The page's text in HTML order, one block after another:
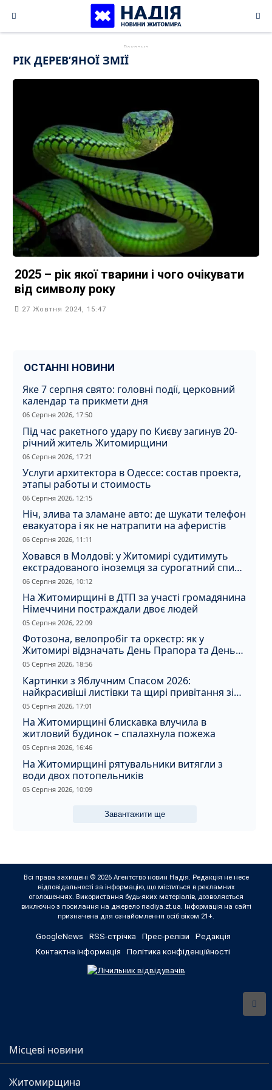
content
РІК ДЕРЕВ’ЯНОЇ ЗМІЇ
2025 – рік якої тварини і чого очікувати
від символу року
27 Жовтня 2024, 15:47
ОСТАННІ НОВИНИ
Яке 7 серпня свято: головні події, церковний
календар та прикмети дня
06 Серпня 2026, 17:50
Під час ракетного удару по Києву загинув 20-
річний житель Житомирщини
06 Серпня 2026, 17:21
Услуги архитектора в Одессе: состав проекта,
этапы работы и стоимость
06 Серпня 2026, 12:15
Ніч, злива та зламане авто: де шукати телефон
евакуатора і як не натрапити на аферистів
06 Серпня 2026, 11:11
Ховався в Молдові: у Житомирі судитимуть
екстрадованого іноземця за сурогатний спирт
і відмивання грошей
06 Серпня 2026, 10:12
На Житомирщині в ДТП за участі громадянина
Німеччини постраждали двоє людей
05 Серпня 2026, 22:09
Фотозона, велопробіг та оркестр: як у
Житомирі відзначать День Прапора та День
Незалежності
05 Серпня 2026, 18:56
Картинки з Яблучним Спасом 2026:
найкрасивіші листівки та щирі привітання зі
святом
05 Серпня 2026, 17:01
На Житомирщині блискавка влучила в
житловий будинок – спалахнула пожежа
05 Серпня 2026, 16:46
На Житомирщині рятувальники витягли з
води двох потопельників
05 Серпня 2026, 10:09
Завантажити ще
Всі права захищені © 2026 Агентство новин Надія. Редакція не несе
відповідальності за інформацію, що міститься в рекламних
оголошеннях. Використання будь-яких матеріалів, дозволяється
виключно з посилання на джерело nadiya.zt.ua. Інформація на сайті
призначена для ознайомлення осіб віком 21+.
GoogleNews RSS-стрічка Прес-релізи
Редакція
Контактна інформація
Політика конфіденційності
Місцеві новини
Житомирщина